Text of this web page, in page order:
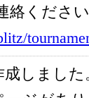
絡くださ
しまし